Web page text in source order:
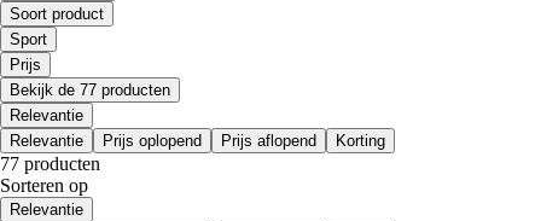
Soort product
Sport
Prijs
Bekijk de 77 producten
Relevantie
Relevantie
Prijs oplopend Prijs aflopend Korting
77 producten
Sorteren op
Relevantie